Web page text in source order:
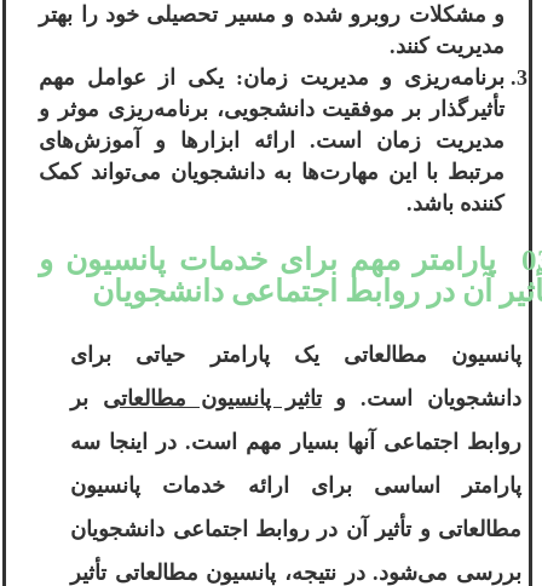
و مشکلات روبرو شده و مسیر تحصیلی خود را بهتر
مدیریت کنند.
برنامه‌ریزی و مدیریت زمان: یکی از عوامل مهم
تأثیرگذار بر موفقیت دانشجویی، برنامه‌ریزی موثر و
مدیریت زمان است. ارائه ابزارها و آموزش‌های
مرتبط با این مهارت‌ها به دانشجویان می‌تواند کمک
کننده باشد.
03 پارامتر مهم برای خدمات پانسیون و
آن در روابط اجتماعی دانشجویان
پانسیون مطالعاتی یک پارامتر حیاتی برای
دانشجویان است. وتاثیر پانسیون مطالعاتی بر
روابط اجتماعی آنها بسیار مهم است. در اینجا سه
پارامتر اساسی برای ارائه خدمات پانسیون
مطالعاتی و تأثیر آن در روابط اجتماعی دانشجویان
بررسی می‌شود. در نتیجه، پانسیون مطالعاتی تأثیر